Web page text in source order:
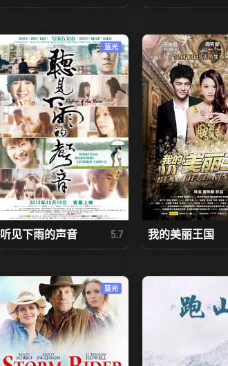
蓝光
听见下雨的声音 5.7 我的美丽王国
蓝光